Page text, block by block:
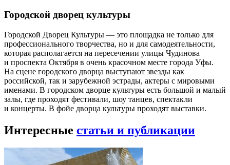
Городской дворец культуры
Городской Дворец Культуры — это площадка не только для
профессионального творчества, но и для самодеятельности,
которая располагается на пересечении улицы Чудинова
и проспекта Октября в очень красочном месте города Уфы.
На сцене городского дворца выступают звезды как
российской, так и зарубежной эстрады, актеры с мировыми
именами. В городском дворце культуры есть большой и малый
залы, где проходят фестивали, шоу танцев, спектакли
и концерты. В фойе дворца культуры проходят выставки.
Интересные статьи и публикации